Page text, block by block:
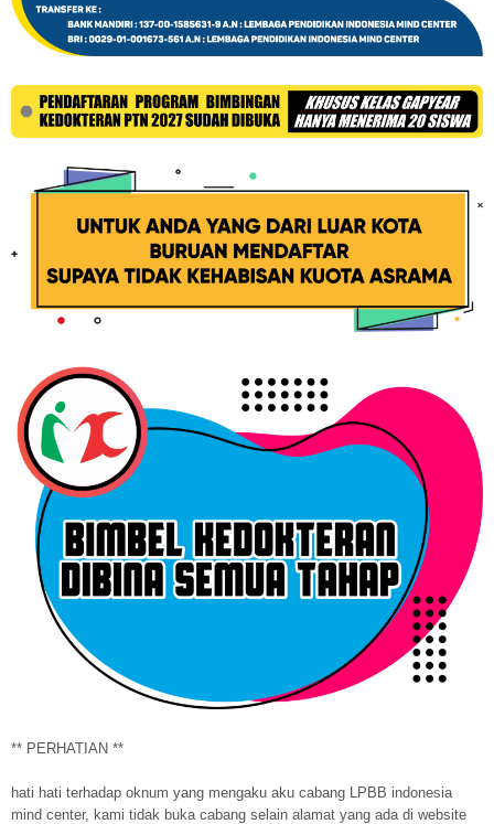
** PERHATIAN **
hati hati terhadap oknum yang mengaku aku cabang LPBB indonesia
mind center, kami tidak buka cabang selain alamat yang ada di website